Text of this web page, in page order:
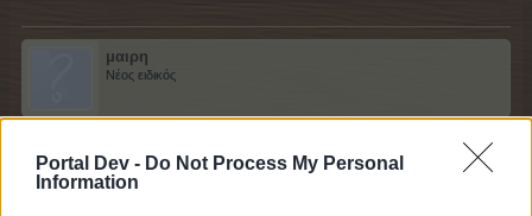
Portal Dev - Do Not Process My Personal
Information
μαιρη
Νέος ειδικός
Στο δρώμενο λαχαναγοράς Άφθονες Αποστολές, στην
9η εργασία, ζητάει